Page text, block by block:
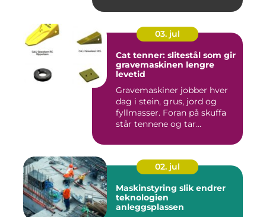
03. jul
Cat tenner: slitestål som gir
gravemaskinen lengre
levetid
Gravemaskiner jobber hver
dag i stein, grus, jord og
fyllmasser. Foran på skuffa
står tennene og tar...
02. jul
Maskinstyring slik endrer
teknologien
anleggsplassen